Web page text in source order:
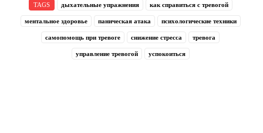
TAGS дыхательные упражнения как справиться с тревогой
ментальное здоровье паническая атака психологические техники
самопомощь при тревоге снижение стресса тревога
управление тревогой успокоиться